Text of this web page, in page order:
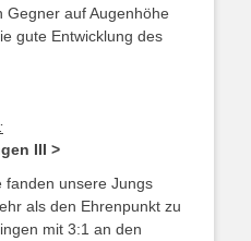
Gegner auf Augenhöhe
gute Entwicklung des
III >
fanden unsere Jungs
als den Ehrenpunkt zu
mit 3:1 an den